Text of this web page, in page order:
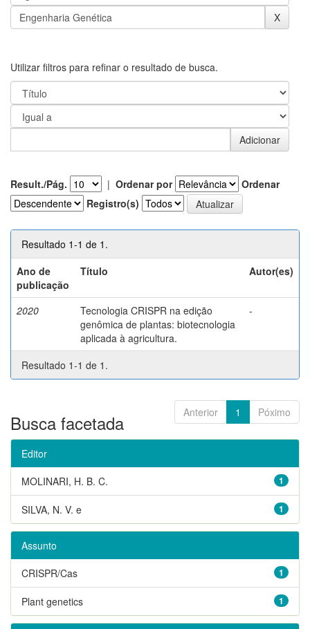
Utilizar filtros para refinar o resultado de busca.
Result./Pág. | Ordenar por
Ordenar
Registro(s)
Resultado 1-1 de 1.
Ano de
publicação
Título Autor(es)
2020
Tecnologia CRISPR na edição
genômica de plantas: biotecnologia
aplicada à agricultura.
-
Resultado 1-1 de 1.
Anterior 1 Póximo
Busca facetada
Editor
1
MOLINARI, H. B. C.
1
SILVA, N. V. e
Assunto
1
CRISPR/Cas
1
Plant genetics